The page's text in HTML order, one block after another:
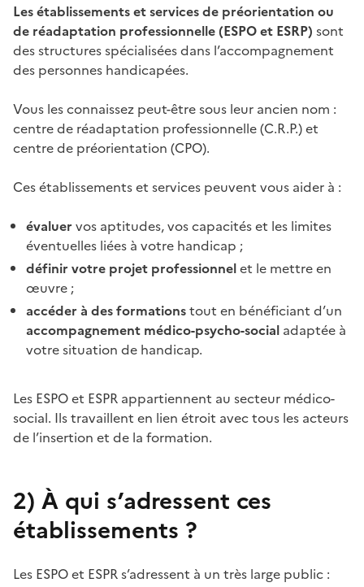
Les établissements et services de préorientation ou
de réadaptation professionnelle (ESPO et ESRP) sont
des structures spécialisées dans l’accompagnement
des personnes handicapées.
Vous les connaissez peut-être sous leur ancien nom :
centre de réadaptation professionnelle (C.R.P.) et
centre de préorientation (CPO).
Ces établissements et services peuvent vous aider à :
évaluer vos aptitudes, vos capacités et les limites
éventuelles liées à votre handicap ;
définir votre projet professionnelet le mettre en
œuvre ;
accéder à des formationstout en bénéficiant d’un
accompagnement médico-psycho-social adaptée à
votre situation de handicap.
Les ESPO et ESPR appartiennent au secteur médico-
social. Ils travaillent en lien étroit avec tous les acteurs
de l’insertion et de la formation.
2) À qui s’adressent ces
établissements ?
Les ESPO et ESPR s’adressent à un très large public :